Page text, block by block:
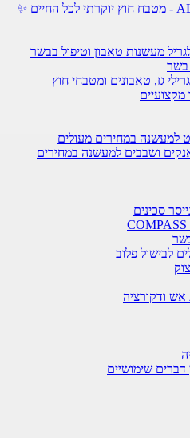
מטבחי חוץ ALUMEX - מטבח חוץ יוקרתי לכל החיים ✨
בשר
גז, טאבונים ומטבחי חוץ
מקצועיים
למעשנה במחירים מעולים
ושבבים למעשנה במחירים
לבישול פלוב
אש ודקורציה
דברים שימושיים